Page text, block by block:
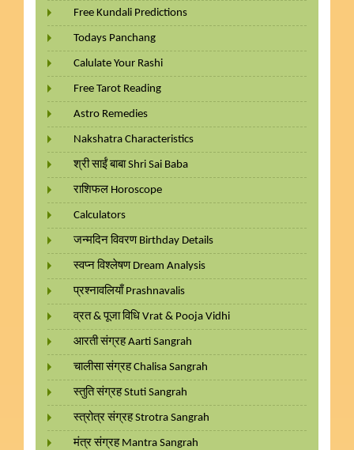
Free Kundali Predictions
Todays Panchang
Calulate Your Rashi
Free Tarot Reading
Astro Remedies
Nakshatra Characteristics
श्री साईं बाबा Shri Sai Baba
राशिफल Horoscope
Calculators
जन्मदिन विवरण Birthday Details
स्वप्न विश्लेषण Dream Analysis
प्रश्नावलियाँ Prashnavalis
व्रत & पूजा विधि Vrat & Pooja Vidhi
आरती संग्रह Aarti Sangrah
चालीसा संग्रह Chalisa Sangrah
स्तुति संग्रह Stuti Sangrah
स्त्रोत्र संग्रह Strotra Sangrah
मंत्र संग्रह Mantra Sangrah